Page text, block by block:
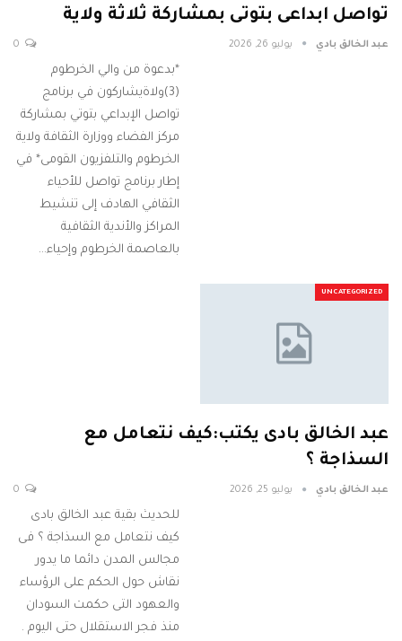
تواصل ابداعى بتوتى بمشاركة ثلاثة ولاية
عبد الخالق بادي يوليو 26, 2026
*بدعوة من والي الخرطوم
(3)ولاةيشاركون في برنامج
تواصل الإبداعي بتوتي بمشاركة
مركز الفضاء ووزارة الثقافة ولاية
الخرطوم والتلفزيون القومى* في
إطار برنامج تواصل للأحياء
الثقافي الهادف إلى تنشيط
المراكز والأندية الثقافية
بالعاصمة الخرطوم وإحياء…
UNCATEGORIZED
عبد الخالق بادى يكتب:كيف نتعامل مع
السذاجة ؟
عبد الخالق بادي يوليو 25, 2026
للحديث بقية عبد الخالق بادى
كيف نتعامل مع السذاجة ؟ فى
مجالس المدن دائما ما يدور
نقاش حول الحكم على الرؤساء
والعهود التى حكمت السودان
منذ فجر الاستقلال حتى اليوم .